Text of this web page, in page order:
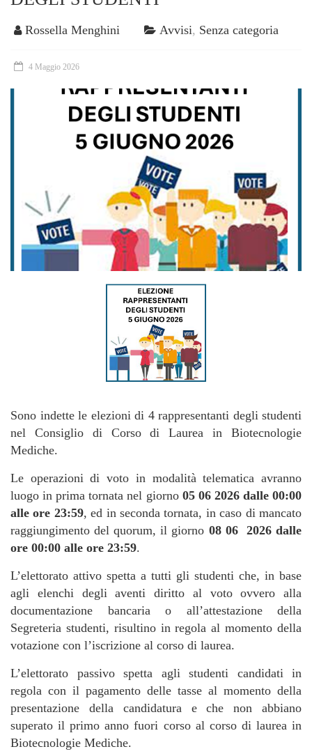
Rossella Menghini Avvisi, Senza categoria
4 Maggio 2026
Sono indette le elezioni di 4 rappresentanti degli studenti
nel Consiglio di Corso di Laurea in Biotecnologie
Mediche.
Le operazioni di voto in modalità telematica avranno
luogo in prima tornata nel giorno 05 06 2026 dalle 00:00
alle ore 23:59, ed in seconda tornata, in caso di mancato
raggiungimento del quorum, il giorno 08 06 2026 dalle
ore 00:00 alle ore 23:59.
L’elettorato attivo spetta a tutti gli studenti che, in base
agli elenchi degli aventi diritto al voto ovvero alla
documentazione bancaria o all’attestazione della
Segreteria studenti, risultino in regola al momento della
votazione con l’iscrizione al corso di laurea.
L’elettorato passivo spetta agli studenti candidati in
regola con il pagamento delle tasse al momento della
presentazione della candidatura e che non abbiano
superato il primo anno fuori corso al corso di laurea in
Biotecnologie Mediche.